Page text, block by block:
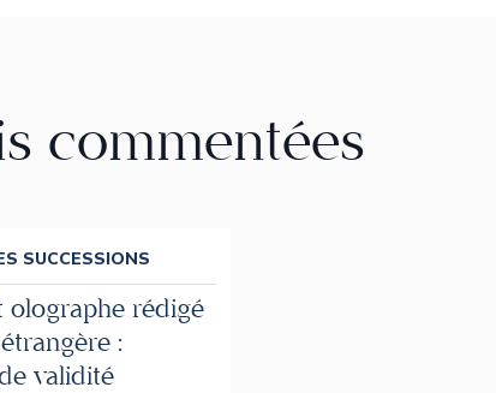
commentées
SUCCESSIONS
olographe rédigé
:
validité